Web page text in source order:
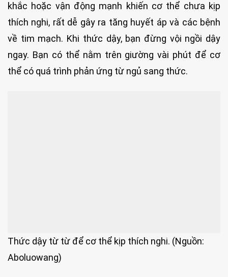
khắc hoặc vận động mạnh khiến cơ thể chưa kịp
thích nghi, rất dễ gây ra tăng huyết áp và các bệnh
về tim mạch. Khi thức dậy, bạn đừng vội ngồi dậy
ngay. Bạn có thể nằm trên giường vài phút để cơ
thể có quá trình phản ứng từ ngủ sang thức.
Thức dậy từ từ để cơ thể kịp thích nghi. (Nguồn:
Aboluowang)